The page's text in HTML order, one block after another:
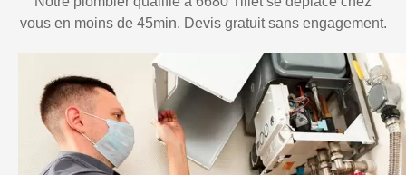
vous en moins de 45min. Devis gratuit sans engagement.